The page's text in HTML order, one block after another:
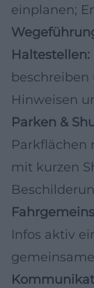
einplanen;
Haltestellen:
Hinweisen
Parken &
Parkflächen
mit kurzen
Infos aktiv